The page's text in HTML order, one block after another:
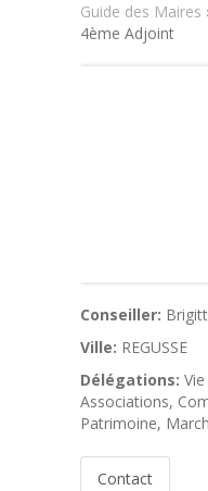
Guide des Maires
4ème Adjoint
Conseiller:
Ville: REGUSSE
Délégations:
Associations,
Patrimoine,
Contact